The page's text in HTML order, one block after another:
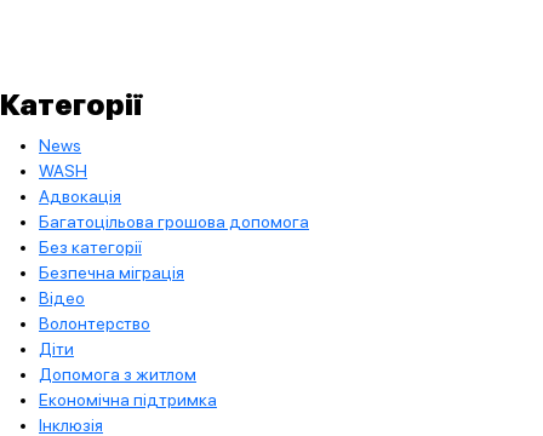
Категорії
News
WASH
Адвокація
Багатоцільова грошова допомога
Без категорії
Безпечна міграція
Відео
Волонтерство
Діти
Допомога з житлом
Економічна підтримка
Інклюзія